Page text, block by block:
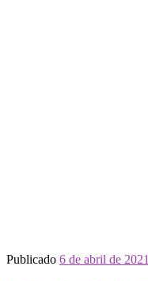
Publicado 6 de abril de 2021